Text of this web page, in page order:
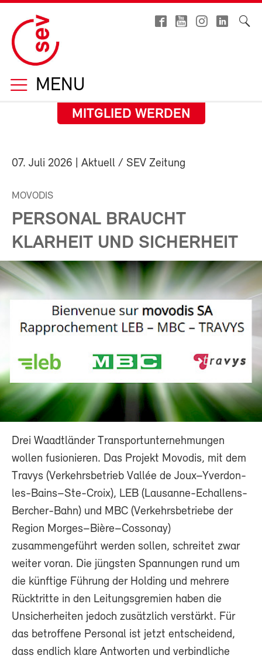
MENU
MITGLIED WERDEN
07. Juli 2026 | Aktuell / SEV Zeitung
MOVODIS
PERSONAL BRAUCHT
KLARHEIT UND SICHERHEIT
Drei Waadtländer Transportunternehmungen
wollen fusionieren. Das Projekt Movodis, mit dem
Travys (Verkehrsbetrieb Vallée de Joux–Yverdon-
les-Bains–Ste-Croix), LEB (Lausanne-Echallens-
Bercher-Bahn) und MBC (Verkehrsbetriebe der
Region Morges–Bière–Cossonay)
zusammengeführt werden sollen, schreitet zwar
weiter voran. Die jüngsten Spannungen rund um
die künftige Führung der Holding und mehrere
Rücktritte in den Leitungsgremien haben die
Unsicherheiten jedoch zusätzlich verstärkt. Für
das betroffene Personal ist jetzt entscheidend,
dass endlich klare Antworten und verbindliche